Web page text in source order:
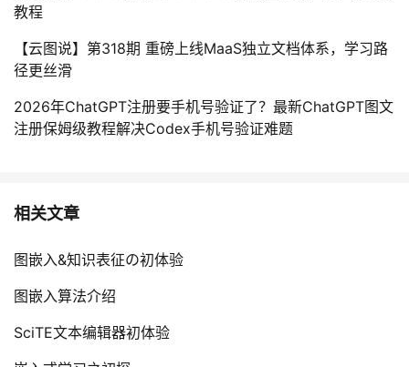
教程
【云图说】第318期 重磅上线MaaS独立文档体系，学习路
径更丝滑
2026年ChatGPT注册要手机号验证了？最新ChatGPT图文
注册保姆级教程解决Codex手机号验证难题
相关文章
图嵌入&知识表征の初体验
图嵌入算法介绍
SciTE文本编辑器初体验